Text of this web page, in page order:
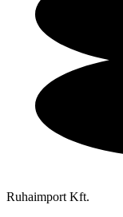
Ruhaimport Kft.